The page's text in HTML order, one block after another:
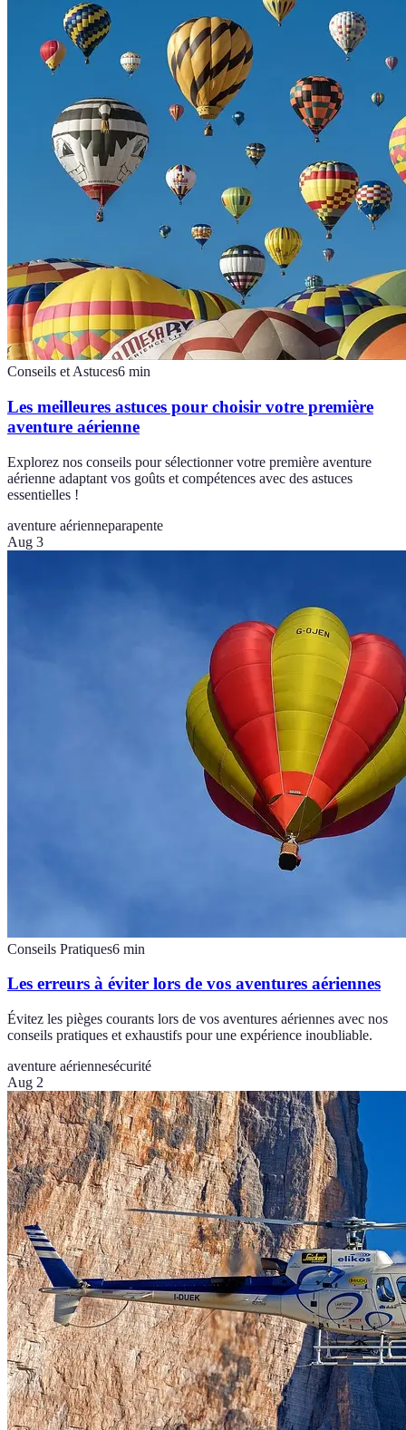
Conseils et Astuces6 min
Les meilleures astuces pour choisir votre première
aventure aérienne
Explorez nos conseils pour sélectionner votre première aventure
aérienne adaptant vos goûts et compétences avec des astuces
essentielles !
aventure aérienneparapente
Aug 3
Conseils Pratiques6 min
Les erreurs à éviter lors de vos aventures aériennes
Évitez les pièges courants lors de vos aventures aériennes avec nos
conseils pratiques et exhaustifs pour une expérience inoubliable.
aventure aériennesécurité
Aug 2